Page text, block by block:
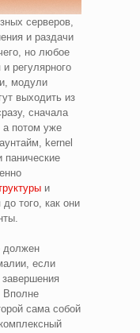
серверов,
и раздачи
но любое
регулярного
модули
выходить из
сначала
а потом уже
kernel
панические
и
того, как они
должен
если
Вполне
сама собой